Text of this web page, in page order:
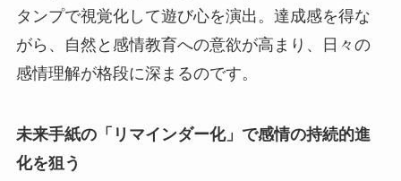
タンプで視覚化して遊び心を演出。達成感を得な
がら、自然と感情教育への意欲が高まり、日々の
感情理解が格段に深まるのです。
未来手紙の「リマインダー化」で感情の持続的進
化を狙う